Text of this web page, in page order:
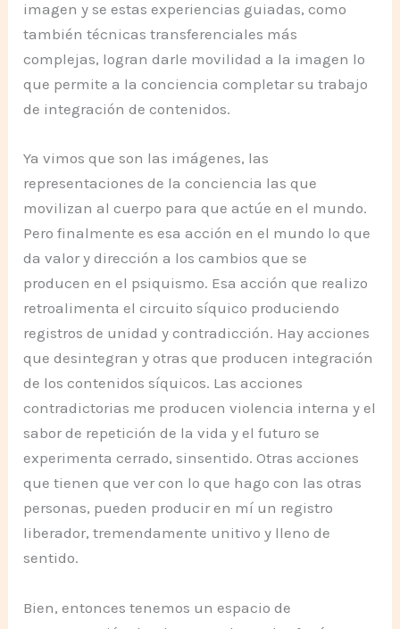
imagen y se estas experiencias guiadas, como
también técnicas transferenciales más
complejas, logran darle movilidad a la imagen lo
que permite a la conciencia completar su trabajo
de integración de contenidos.
Ya vimos que son las imágenes, las
representaciones de la conciencia las que
movilizan al cuerpo para que actúe en el mundo.
Pero finalmente es esa acción en el mundo lo que
da valor y dirección a los cambios que se
producen en el psiquismo. Esa acción que realizo
retroalimenta el circuito síquico produciendo
registros de unidad y contradicción. Hay acciones
que desintegran y otras que producen integración
de los contenidos síquicos. Las acciones
contradictorias me producen violencia interna y el
sabor de repetición de la vida y el futuro se
experimenta cerrado, sinsentido. Otras acciones
que tienen que ver con lo que hago con las otras
personas, pueden producir en mí un registro
liberador, tremendamente unitivo y lleno de
sentido.
Bien, entonces tenemos un espacio de